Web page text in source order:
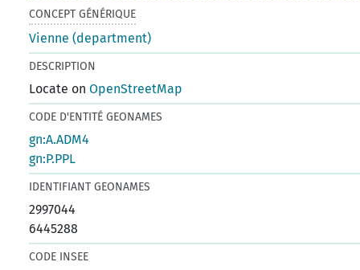
CONCEPT GÉNÉRIQUE
Vienne (department)
DESCRIPTION
Locate onOpenStreetMap
CODE D'ENTITÉ GEONAMES
gn:A.ADM4
gn:P.PPL
IDENTIFIANT GEONAMES
2997044
6445288
CODE INSEE